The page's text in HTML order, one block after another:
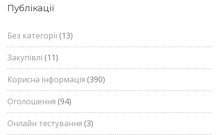
Публікації
Без категорії(13)
Закупівлі (11)
Корисна інформація (390)
Оголошення (94)
Онлайн тестування (3)